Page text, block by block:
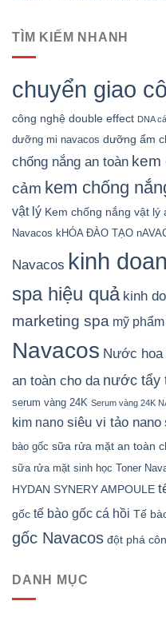
TÌM KIẾM NHANH
chuyển giao
công nghệ double effect DNA
dưỡng mi navacos dưỡng ẩm
chống nắng an toàn kem
cảm kem chống
vật lý Kem chống nắng vật lý
Navacos kHÓA ĐÀO TẠO
Navacos kinh
spa hiệu quả kinh
marketing spa mỹ
Navacos Nước hoa
an toàn cho da nước tẩy
serum vàng 24K Serum vàng 24K
kim nano siêu vi tảo nano
bào gốc sữa rửa mặt an toàn
sữa rửa mặt sinh học Toner
HYDAN SYNERY AMPOULE
gốc tế bào gốc cá hồi Tế
gốc Navacos đột phá
DANH MỤC